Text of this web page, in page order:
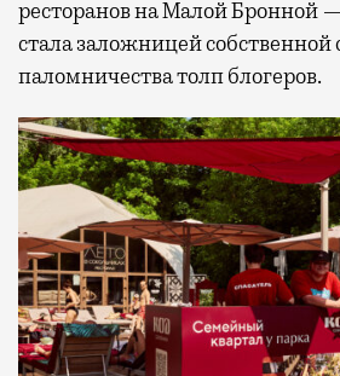
ресторанов на Малой Бронной —
стала заложницей собственной
паломничества толп блогеров.